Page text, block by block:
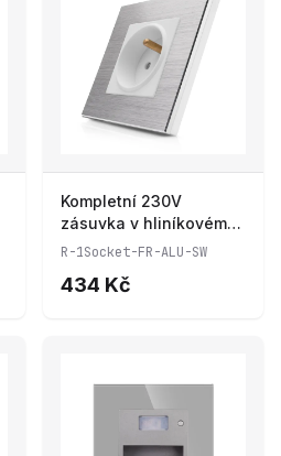
Kompletní 230V
zásuvka v hliníkovém
rámečku R-1Socket-FR-
R-1Socket-FR-ALU-SW
434 Kč